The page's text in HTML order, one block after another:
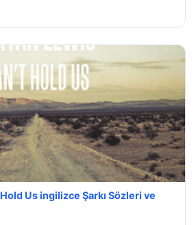
Us ingilizce Şarkı Sözleri ve